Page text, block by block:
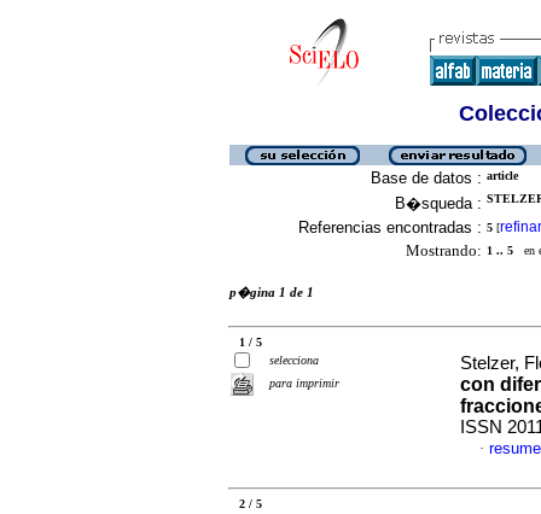
Base de datos : article
B�squeda :
Referencias encontradas : 5 [refinar
Mostrando: 1 .. 5 en
p�gina 1 de 1
1 / 5
selecciona
para imprimir
Stelzer,
con
ISSN
·
2 / 5